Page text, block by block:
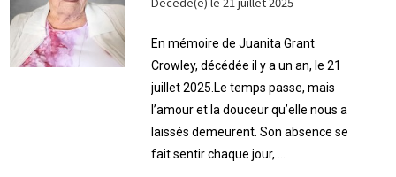
En mémoire de Juanita Grant
Crowley, décédée il y a un an, le 21
juillet 2025.Le temps passe, mais
l’amour et la douceur qu’elle nous a
laissés demeurent. Son absence se
fait sentir chaque jour, ...